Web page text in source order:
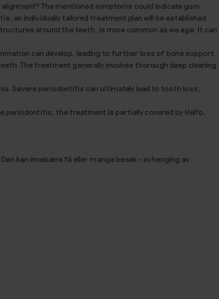
The mentioned symptoms could indicate gum
individually tailored treatment plan will be established.
around the teeth, is more common as we age. It can
can develop, leading to further loss of bone support
The treatment generally involves thorough deep cleaning
Severe periodontitis can ultimately lead to tooth loss,
periodontitis, the treatment is partially covered by Helfo,
kan innebære få eller mange besøk - avhenging av